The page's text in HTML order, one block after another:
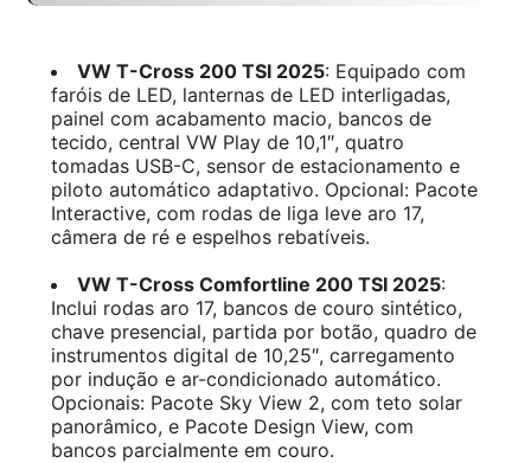
VW T-Cross 200 TSI 2025: Equipado com
faróis de LED, lanternas de LED interligadas,
painel com acabamento macio, bancos de
tecido, central VW Play de 10,1″, quatro
tomadas USB-C, sensor de estacionamento e
piloto automático adaptativo. Opcional: Pacote
Interactive, com rodas de liga leve aro 17,
câmera de ré e espelhos rebatíveis.
VW T-Cross Comfortline 200 TSI 2025:
Inclui rodas aro 17, bancos de couro sintético,
chave presencial, partida por botão, quadro de
instrumentos digital de 10,25″, carregamento
por indução e ar-condicionado automático.
Opcionais: Pacote Sky View 2, com teto solar
panorâmico, e Pacote Design View, com
bancos parcialmente em couro.